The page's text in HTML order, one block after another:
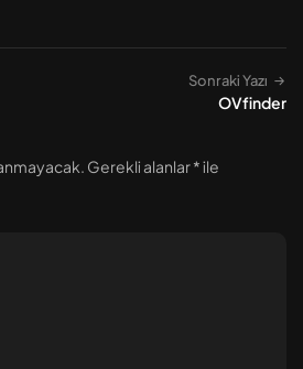
Sonraki Yazı
OVfinder
Gerekli alanlar*ile